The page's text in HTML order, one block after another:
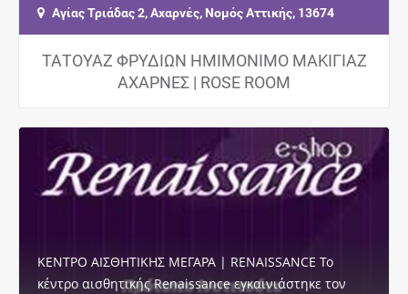
Αγίας Τριάδας 2, Αχαρνές, Νομός Αττικής, 13674
ΤΑΤΟΥΑΖ ΦΡΥΔΙΩΝ ΗΜΙΜΟΝΙΜΟ ΜΑΚΙΓΙΑΖ
ΑΧΑΡΝΕΣ | ROSE ROOM
ΚΕΝΤΡΟ ΑΙΣΘΗΤΙΚΗΣ ΜΕΓΑΡΑ | RENAISSANCE Το
κέντρο αισθητικής Renaissance εγκαινιάστηκε τον